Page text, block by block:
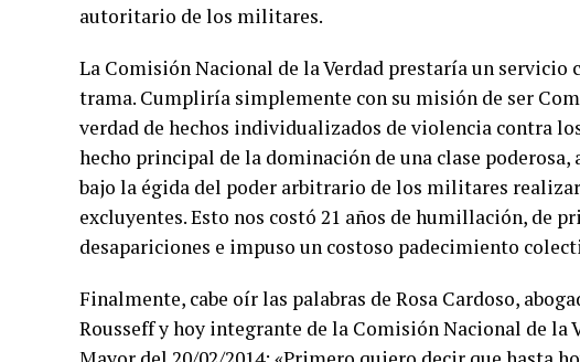
autoritario de los militares.
La Comisión Nacional de la Verdad prestaría un
trama. Cumpliría simplemente con su misión de ser
verdad de hechos individualizados de violencia contra
hecho principal de la dominación de una clase
bajo la égida del poder arbitrario de los militares
excluyentes. Esto nos costó 21 años de humillación, de
desapariciones e impuso un costoso padecimiento
Finalmente, cabe oír las palabras de Rosa Cardoso,
Rousseff y hoy integrante de la Comisión Nacional de la